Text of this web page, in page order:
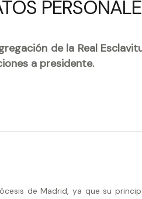
de la Real
a presidente.
de Madrid, ya que su